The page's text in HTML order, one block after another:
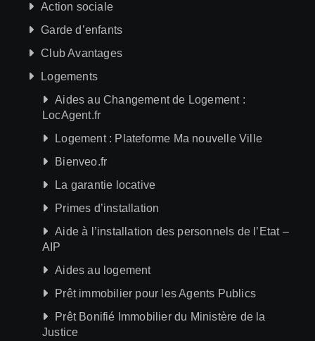
Action sociale
Garde d’enfants
Club Avantages
Logements
Aides au Changement de Logement :
LocAgent.fr
Logement : Plateforme Ma nouvelle Ville
Bienveo.fr
La garantie locative
Primes d’installation
Aide à l’installation des personnels de l’Etat –
AIP
Aides au logement
Prêt immobilier pour les Agents Publics
Prêt Bonifié Immobilier du Ministère de la
Justice